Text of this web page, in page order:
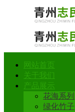
网站首页
关于我们
产品展示
花海系列
绿化竹子